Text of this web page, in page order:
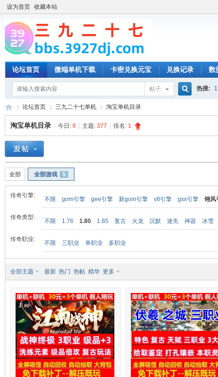
设为首页 收藏本站
论坛首页 微端单机下载 卡密兑换元宝 兑换记录 数
帖子 热搜:
»
论坛首页 三九二十七单机 淘宝单机目录
淘宝单机目录 今日: 0 主题: 377 排名: 1
全部 全部游戏 5
传奇引擎:
不限 gom引擎 gee引擎 新gom引擎 v8引擎 gxx引擎 翎风
传奇类型:
不限 1.76 1.80 1.85 复古 火龙 沉默 迷失 神器 冰雪
传奇职业:
不限 三职业 单职业 多职业
全部主题 最新 热门 热帖 精华 更多